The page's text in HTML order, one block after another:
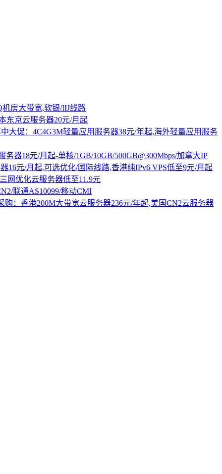
机房大带宽,软银/IIJ线路
东京云服务器20元/月起
大促：4C4G3M轻量应用服务器38元/年起,海外轻量应用服务
务器18元/月起-单核/1GB/10GB/500GB@300Mbps/加拿大IP
16元/月起,可选优化/国际线路,香港纯IPv6 VPS低至9元/月起
网优化云服务器低至11.9元
联通AS10099/移动CMI
购：香港200M大带宽云服务器236元/年起,美国CN2云服务器